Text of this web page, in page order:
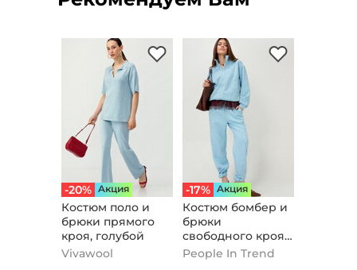
-20% Aкция
Костюм поло и
брюки прямого
кроя, голубой
Vivawool
-17% Aкция
Костюм бомбер и
брюки
свободного кроя,
голубой
People In Trend